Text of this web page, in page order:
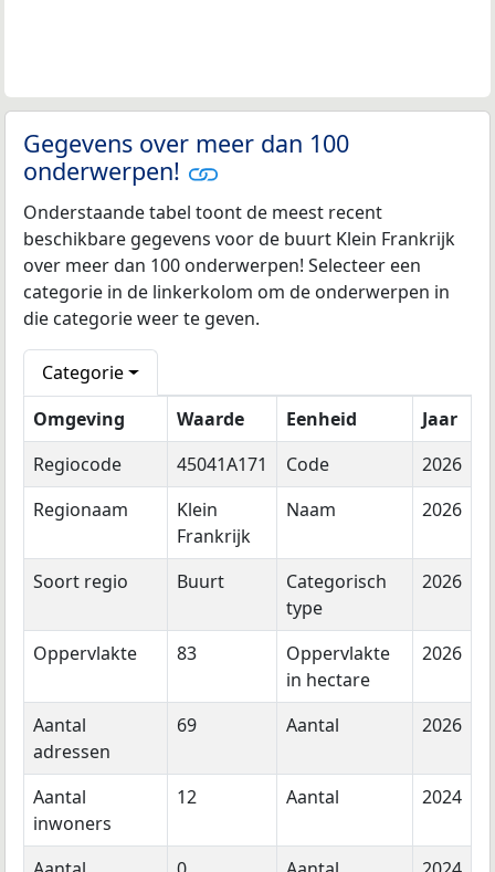
Gegevens over meer dan 100
onderwerpen!
Onderstaande tabel toont de meest recent
beschikbare gegevens voor de buurt Klein Frankrijk
over meer dan 100 onderwerpen! Selecteer een
categorie in de linkerkolom om de onderwerpen in
die categorie weer te geven.
Categorie
Omgeving
Waarde Eenheid
Jaar
Regiocode
45041A171 Code
2026
Regionaam
Klein
Frankrijk
Naam 2026
Soort regio Buurt
Categorisch
type
2026
Oppervlakte 83
Oppervlakte
in hectare
2026
Aantal
adressen
69 Aantal 2026
Aantal
inwoners
12 Aantal 2024